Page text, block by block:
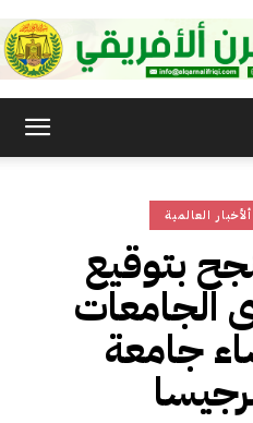
ألأخبار العالمية
بتوقيع
الجامعات
جامعة